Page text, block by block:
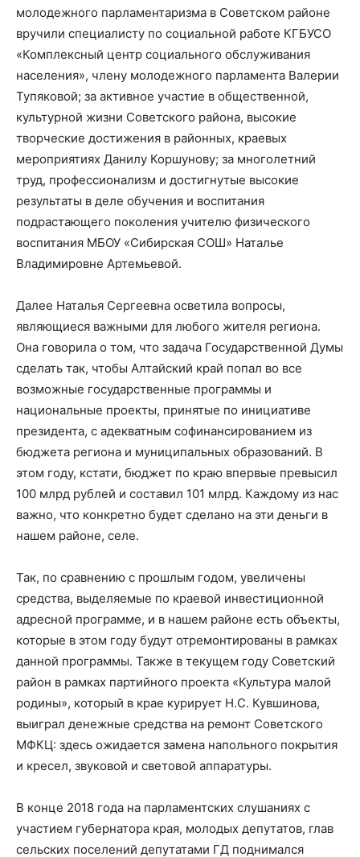
молодежного парламентаризма в Советском районе
вручили специалисту по социальной работе КГБУСО
«Комплексный центр социального обслуживания
населения», члену молодежного парламента Валерии
Тупяковой; за активное участие в общественной,
культурной жизни Советского района, высокие
творческие достижения в районных, краевых
мероприятиях Данилу Коршунову; за многолетний
труд, профессионализм и достигнутые высокие
результаты в деле обучения и воспитания
подрастающего поколения учителю физического
воспитания МБОУ «Сибирская СОШ» Наталье
Владимировне Артемьевой.
Далее Наталья Сергеевна осветила вопросы,
являющиеся важными для любого жителя региона.
Она говорила о том, что задача Государственной Думы
сделать так, чтобы Алтайский край попал во все
возможные государственные программы и
национальные проекты, принятые по инициативе
президента, с адекватным софинансированием из
бюджета региона и муниципальных образований. В
этом году, кстати, бюджет по краю впервые превысил
100 млрд рублей и составил 101 млрд. Каждому из нас
важно, что конкретно будет сделано на эти деньги в
нашем районе, селе.
Так, по сравнению с прошлым годом, увеличены
средства, выделяемые по краевой инвестиционной
адресной программе, и в нашем районе есть объекты,
которые в этом году будут отремонтированы в рамках
данной программы. Также в текущем году Советский
район в рамках партийного проекта «Культура малой
родины», который в крае курирует Н.С. Кувшинова,
выиграл денежные средства на ремонт Советского
МФКЦ: здесь ожидается замена напольного покрытия
и кресел, звуковой и световой аппаратуры.
В конце 2018 года на парламентских слушаниях с
участием губернатора края, молодых депутатов, глав
сельских поселений депутатами ГД поднимался